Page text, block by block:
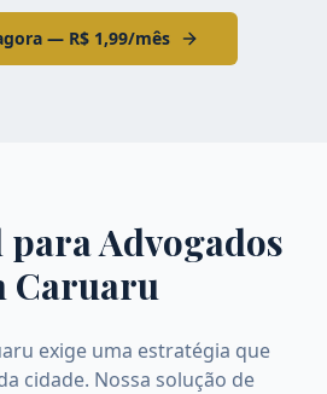
— R$ 1,99/mês
para Advogados
Caruaru
exige uma estratégia que
cidade. Nossa solução de